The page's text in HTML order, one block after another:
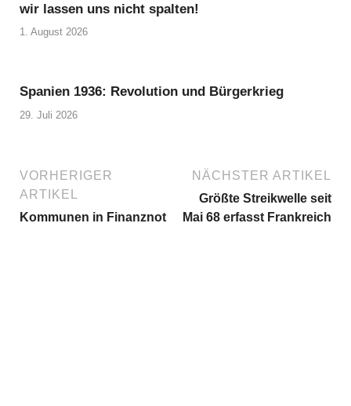
wir lassen uns nicht spalten!
1. August 2026
Spanien 1936: Revolution und Bürgerkrieg
29. Juli 2026
VORHERIGER
ARTIKEL
Kommunen in Finanznot
NÄCHSTER ARTIKEL
Größte Streikwelle seit
Mai 68 erfasst Frankreich